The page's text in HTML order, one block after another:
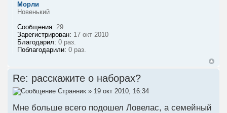
Морли
Новенький
Сообщения: 29
Зарегистрирован: 17 окт 2010
Благодарил: 0 раз.
Поблагодарили: 0 раз.
Re: расскажите о наборах?
Странник » 19 окт 2010, 16:34
Мне больше всего подошел Ловелас, а семейный